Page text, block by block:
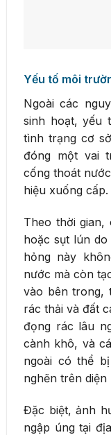
Yếu tố môi
Ngoài các
sinh hoạt, yếu
tình trạng cơ
đóng một vai
cống thoát
hiệu xuống cấp.
Theo thời
hoặc sụt lún
hỏng này
nước mà còn
vào bên trong,
rác thải và đất
đọng rác lâu
cành khô, và
ngoài có thể
nghẽn trên diện
Đặc biệt, ảnh
ngập úng tại